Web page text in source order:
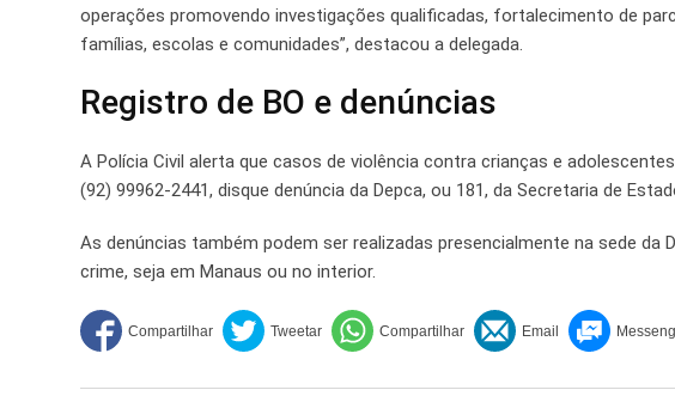
operações promovendo investigações qualificadas, fortalecimento de
famílias, escolas e comunidades”, destacou a delegada.
Registro de BO e denúncias
A Polícia Civil alerta que casos de violência contra crianças e
(92) 99962-2441, disque denúncia da Depca, ou 181, da Secretaria de
As denúncias também podem ser realizadas presencialmente na sede da
crime, seja em Manaus ou no interior.